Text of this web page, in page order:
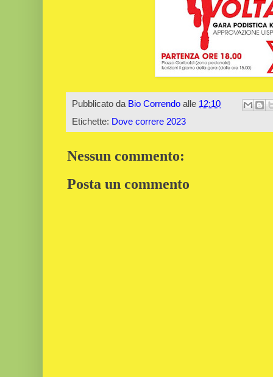
Pubblicato da Bio Correndo alle 12:10
Etichette: Dove correre 2023
Nessun commento:
Posta un commento